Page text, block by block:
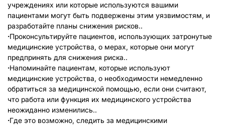
учреждениях или которые используются вашими
пациентами могут быть подвержены этим уязвимостям, и
разработайте планы снижения рисков..
·Проконсультируйте пациентов, использующих затронутые
медицинские устройства, о мерах, которые они могут
предпринять для снижения риска..
·Напоминайте пациентам, которые используют
медицинские устройства, о необходимости немедленно
обратиться за медицинской помощью, если они считают,
что работа или функция их медицинского устройства
неожиданно изменились..
·Где это возможно, следить за медицинскими